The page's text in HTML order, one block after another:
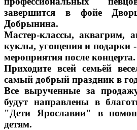
завершится в фойе
Добрынина.
Мастер-классы, аквагрим,
куклы, угощения и подарки -
мероприятия после концерта.
Приходите всей семьёй
самый добрый праздник в
Все вырученные за
будут направлены в
"Дети Ярославии" в
детям.